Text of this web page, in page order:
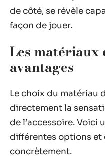
de côté, se révèle
façon de jouer.
Les matériaux
avantages
Le choix du matériau
directement la
de l’accessoire. Voici
différentes options et
concrètement.